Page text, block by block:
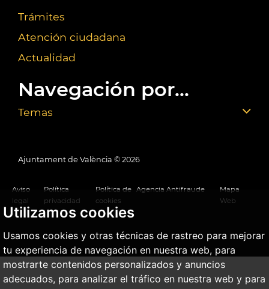
Utilizamos cookies
Usamos cookies y otras técnicas de rastreo para mejorar
tu experiencia de navegación en nuestra web, para
mostrarte contenidos personalizados y anuncios
adecuados, para analizar el tráfico en nuestra web y para
Trámites
Atención ciudadana
Actualidad
Navegación por...
Temas
Ajuntament de València © 2026
Aviso
legal
Política
privacidad
Política de
cookies
Agencia Antifraude
Mapa
Web